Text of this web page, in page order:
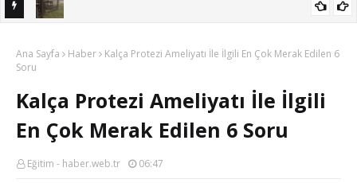
Ana Sayfa Haber
Kalça Protezi Ameliyatı İle İlgili En Çok Merak Edilen 6
Soru
Kalça Protezi Ameliyatı İle İlgili
En Çok Merak Edilen 6 Soru
Eğitim - haber.web.tr 06:47